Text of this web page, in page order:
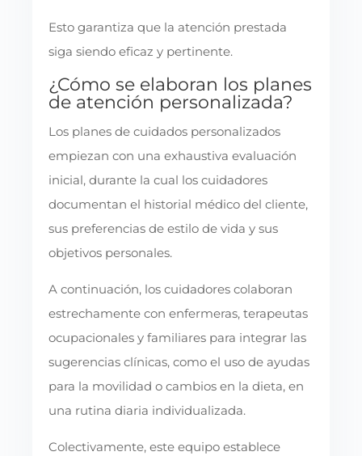
Esto garantiza que la atención prestada
siga siendo eficaz y pertinente.
¿Cómo se elaboran los planes
de atención personalizada?
Los planes de cuidados personalizados
empiezan con una exhaustiva evaluación
inicial, durante la cual los cuidadores
documentan el historial médico del cliente,
sus preferencias de estilo de vida y sus
objetivos personales.
A continuación, los cuidadores colaboran
estrechamente con enfermeras, terapeutas
ocupacionales y familiares para integrar las
sugerencias clínicas, como el uso de ayudas
para la movilidad o cambios en la dieta, en
una rutina diaria individualizada.
Colectivamente, este equipo establece